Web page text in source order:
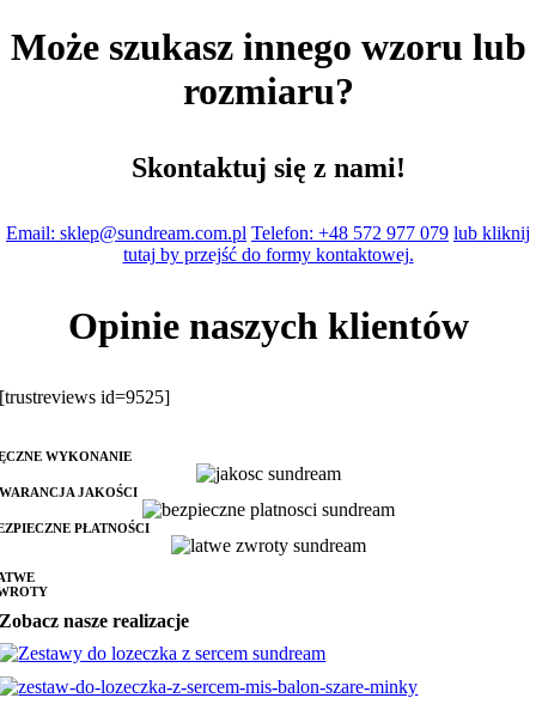
Może szukasz innego wzoru lub
rozmiaru?
Skontaktuj się z nami!
Email: sklep@sundream.com.pl Telefon: +48 572 977 079 lub kliknij
tutaj by przejść do formy kontaktowej.
Opinie naszych klientów
[trustreviews id=9525]
WYKONANIE
JAKOŚCI
PŁATNOŚCI
Zobacz nasze realizacje